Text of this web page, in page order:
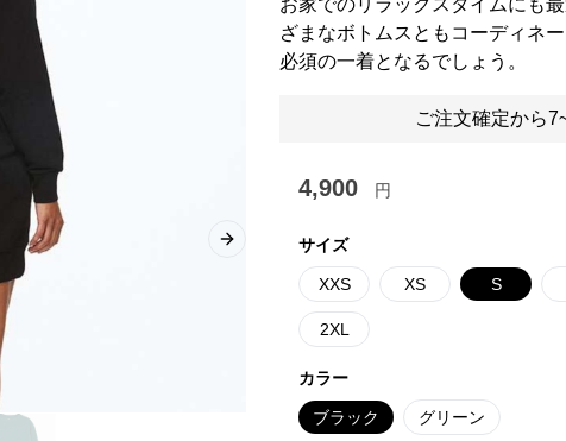
Next slide
お家でのリラックスタイムにも
ざまなボトムスともコーディネ
必須の一着となるでしょう。
ご注文確定から
4,900 円
サイズ
XXS XS S
2XL
カラー
ブラック グリーン